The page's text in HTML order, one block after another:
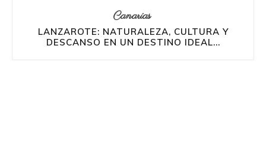
Canarias
LANZAROTE: NATURALEZA, CULTURA Y
DESCANSO EN UN DESTINO IDEAL...